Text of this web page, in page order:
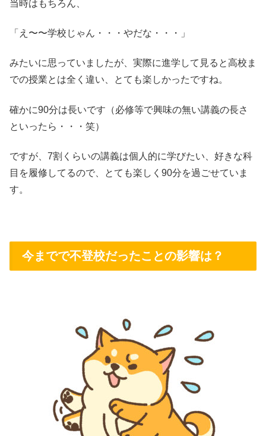
当時はもちろん、
「え〜〜学校じゃん・・・やだな・・・」
みたいに思っていましたが、実際に進学して見ると高校ま
での授業とは全く違い、とても楽しかったですね。
確かに90分は長いです（必修等で興味の無い講義の長さ
といったら・・・笑）
ですが、7割くらいの講義は個人的に学びたい、好きな科
目を履修してるので、とても楽しく90分を過ごせていま
す。
今までで不登校だったことの影響は？